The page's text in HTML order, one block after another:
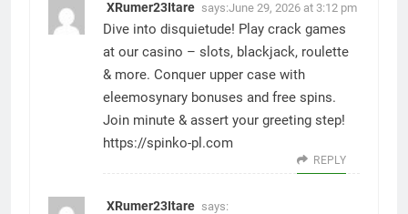
XRumer23Itare says:June 29, 2026 at 3:12 pm
Dive into disquietude! Play crack games
at our casino – slots, blackjack, roulette
& more. Conquer upper case with
eleemosynary bonuses and free spins.
Join minute & assert your greeting step!
https://spinko-pl.com
REPLY
XRumer23Itare says: